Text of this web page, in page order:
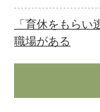
「育休をもら
職場がある